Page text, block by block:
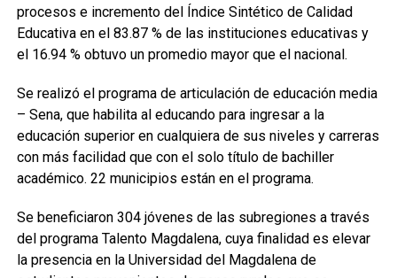
procesos e incremento del Índice Sintético de Calidad
Educativa en el 83.87 % de las instituciones educativas y
el 16.94 % obtuvo un promedio mayor que el nacional.
Se realizó el programa de articulación de educación media
– Sena, que habilita al educando para ingresar a la
educación superior en cualquiera de sus niveles y carreras
con más facilidad que con el solo título de bachiller
académico. 22 municipios están en el programa.
Se beneficiaron 304 jóvenes de las subregiones a través
del programa Talento Magdalena, cuya finalidad es elevar
la presencia en la Universidad del Magdalena de